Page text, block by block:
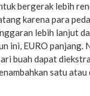
bergerak lebih
karena para
lebih lanjut
ini, EURO panjang.
buah dapat
satu